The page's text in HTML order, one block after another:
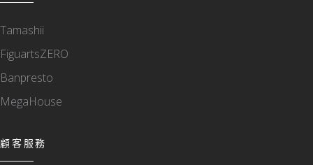
Tamashii
FiguartsZERO
Banpresto
MegaHouse
顧客服務